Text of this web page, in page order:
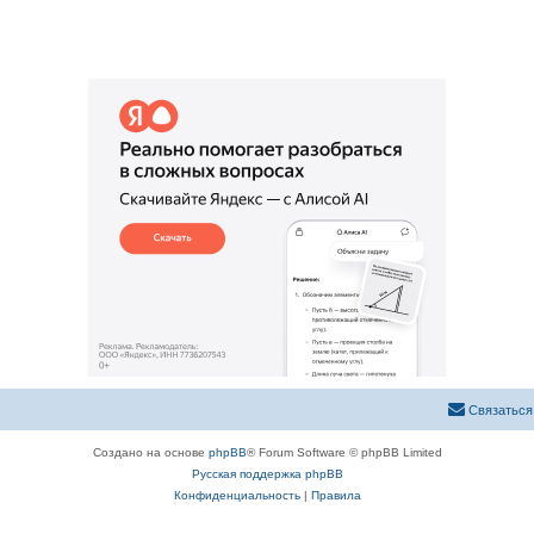
Создано на основе phpBB® Forum Software © phpBB Limited
Русская поддержка phpBB
Конфиденциальность| Правила